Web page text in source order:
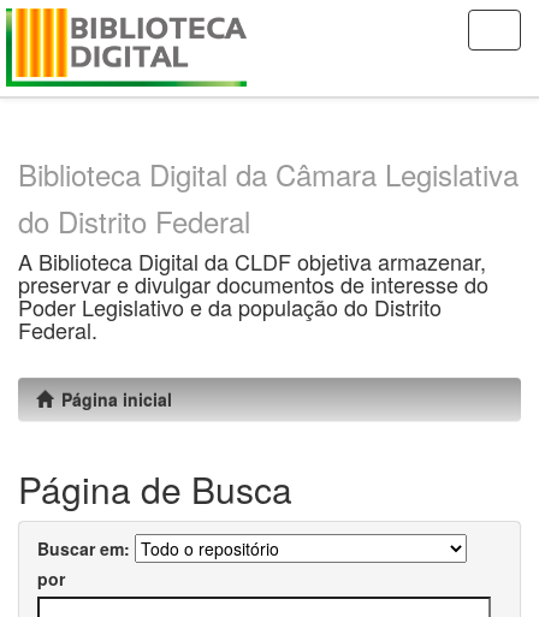
Skip
Biblioteca Digital da Câmara Legislativa
do Distrito Federal
A Biblioteca Digital da CLDF objetiva armazenar,
preservar e divulgar documentos de interesse do
Poder Legislativo e da população do Distrito
Federal.
Página inicial
Página de Busca
Buscar em:
por